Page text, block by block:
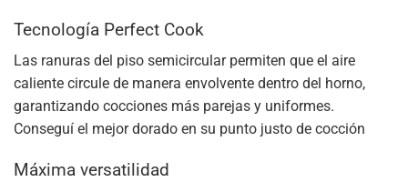
Tecnología Perfect Cook
Las ranuras del piso semicircular permiten que el aire
caliente circule de manera envolvente dentro del horno,
garantizando cocciones más parejas y uniformes.
Conseguí el mejor dorado en su punto justo de cocción
Máxima versatilidad